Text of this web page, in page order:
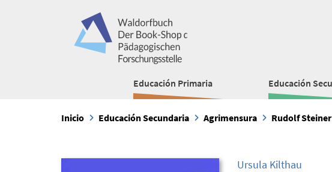
Educación Primaria Educación
Inicio Educación Secundaria Agrimensura Rudolf
Ursula Kilthau